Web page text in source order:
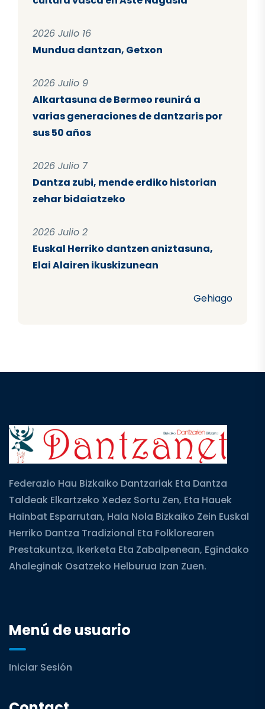
2026 Julio 16
Mundua dantzan, Getxon
2026 Julio 9
Alkartasuna de Bermeo reunirá a
varias generaciones de dantzaris por
sus 50 años
2026 Julio 7
Dantza zubi, mende erdiko historian
zehar bidaiatzeko
2026 Julio 2
Euskal Herriko dantzen aniztasuna,
Elai Alairen ikuskizunean
Gehiago
Federazio Hau Bizkaiko Dantzariak Eta Dantza
Taldeak Elkartzeko Xedez Sortu Zen, Eta Hauek
Hainbat Esparrutan, Hala Nola Bizkaiko Zein Euskal
Herriko Dantza Tradizional Eta Folklorearen
Prestakuntza, Ikerketa Eta Zabalpenean, Egindako
Ahaleginak Osatzeko Helburua Izan Zuen.
Menú de usuario
Iniciar Sesión